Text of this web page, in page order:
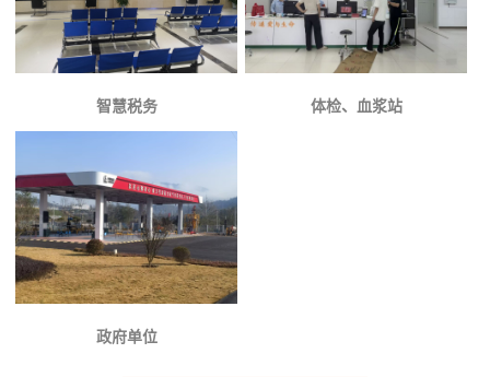
智慧税务 体检、血浆站
政府单位